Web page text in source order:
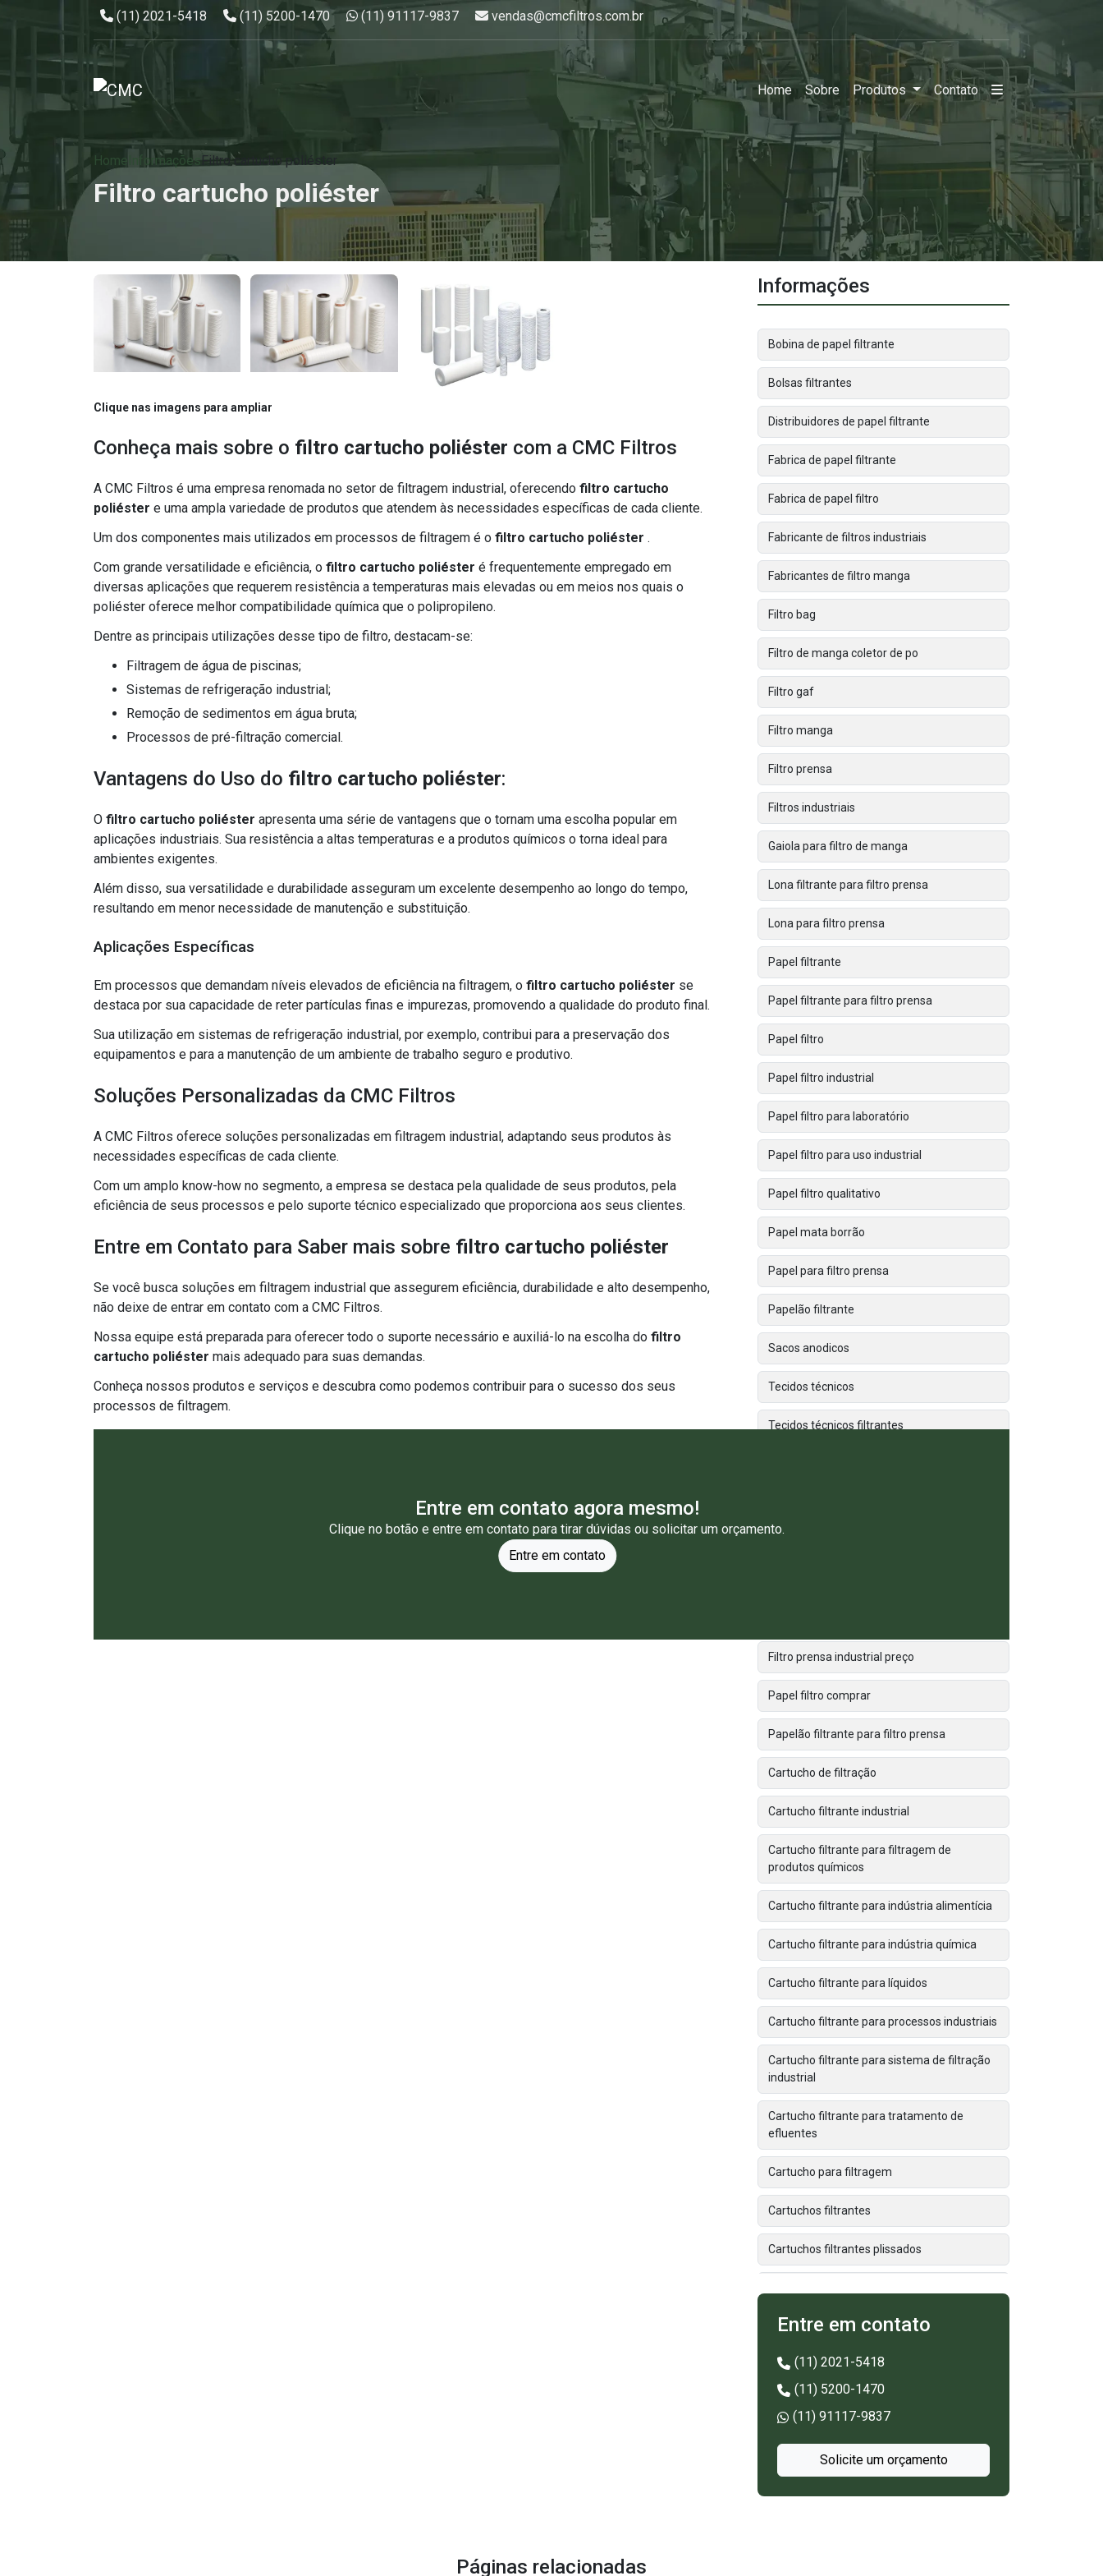
Telefone:
(11) 2021-5418 Telefone:
(11) 5200-1470 WhatsApp:
(11) 91117-9837 E-mail:
vendas@cmcfiltros.com.br
Home Sobre Produtos Contato
Home Informações Filtro cartucho poliéster
Filtro cartucho poliéster
Clique nas imagens para ampliar
Conheça mais sobre o filtro cartucho poliéster com a CMC Filtros
A CMC Filtros é uma empresa renomada no setor de filtragem industrial, oferecendo filtro cartucho
poliéster e uma ampla variedade de produtos que atendem às necessidades específicas de cada cliente.
Um dos componentes mais utilizados em processos de filtragem é o filtro cartucho poliéster .
Com grande versatilidade e eficiência, o filtro cartucho poliéster é frequentemente empregado em
diversas aplicações que requerem resistência a temperaturas mais elevadas ou em meios nos quais o
poliéster oferece melhor compatibilidade química que o polipropileno.
Dentre as principais utilizações desse tipo de filtro, destacam-se:
Filtragem de água de piscinas;
Sistemas de refrigeração industrial;
Remoção de sedimentos em água bruta;
Processos de pré-filtração comercial.
Vantagens do Uso do filtro cartucho poliéster:
O filtro cartucho poliéster apresenta uma série de vantagens que o tornam uma escolha popular em
aplicações industriais. Sua resistência a altas temperaturas e a produtos químicos o torna ideal para
ambientes exigentes.
Além disso, sua versatilidade e durabilidade asseguram um excelente desempenho ao longo do tempo,
resultando em menor necessidade de manutenção e substituição.
Aplicações Específicas
Em processos que demandam níveis elevados de eficiência na filtragem, o filtro cartucho poliéster se
destaca por sua capacidade de reter partículas finas e impurezas, promovendo a qualidade do produto final.
Sua utilização em sistemas de refrigeração industrial, por exemplo, contribui para a preservação dos
equipamentos e para a manutenção de um ambiente de trabalho seguro e produtivo.
Soluções Personalizadas da CMC Filtros
A CMC Filtros oferece soluções personalizadas em filtragem industrial, adaptando seus produtos às
necessidades específicas de cada cliente.
Com um amplo know-how no segmento, a empresa se destaca pela qualidade de seus produtos, pela
eficiência de seus processos e pelo suporte técnico especializado que proporciona aos seus clientes.
Entre em Contato para Saber mais sobre filtro cartucho poliéster
Se você busca soluções em filtragem industrial que assegurem eficiência, durabilidade e alto desempenho,
não deixe de entrar em contato com a CMC Filtros.
Nossa equipe está preparada para oferecer todo o suporte necessário e auxiliá-lo na escolha do filtro
cartucho poliéster mais adequado para suas demandas.
Conheça nossos produtos e serviços e descubra como podemos contribuir para o sucesso dos seus
processos de filtragem.
Entre em contato agora mesmo!
Clique no botão e entre em contato para tirar dúvidas ou solicitar um orçamento.
Entre em contato
Informações
Bobina de papel filtrante
Bolsas filtrantes
Distribuidores de papel filtrante
Fabrica de papel filtrante
Fabrica de papel filtro
Fabricante de filtros industriais
Fabricantes de filtro manga
Filtro bag
Filtro de manga coletor de po
Filtro gaf
Filtro manga
Filtro prensa
Filtros industriais
Gaiola para filtro de manga
Lona filtrante para filtro prensa
Lona para filtro prensa
Papel filtrante
Papel filtrante para filtro prensa
Papel filtro
Papel filtro industrial
Papel filtro para laboratório
Papel filtro para uso industrial
Papel filtro qualitativo
Papel mata borrão
Papel para filtro prensa
Papelão filtrante
Sacos anodicos
Tecidos técnicos
Tecidos técnicos filtrantes
Filtro prensa industrial preço
Papel filtro comprar
Papelão filtrante para filtro prensa
Cartucho de filtração
Cartucho filtrante industrial
Cartucho filtrante para filtragem de
produtos químicos
Cartucho filtrante para indústria alimentícia
Cartucho filtrante para indústria química
Cartucho filtrante para líquidos
Cartucho filtrante para processos industriais
Cartucho filtrante para sistema de filtração
industrial
Cartucho filtrante para tratamento de
efluentes
Cartucho para filtragem
Cartuchos filtrantes
Cartuchos filtrantes plissados
Elemento filtrante cartucho
Elemento filtrante tipo cartucho
Elementos filtrantes industriais
Empresa de mangas filtrantes
Entre em contato
(11) 2021-5418
(11) 5200-1470
(11) 91117-9837
Solicite um orçamento
Páginas relacionadas